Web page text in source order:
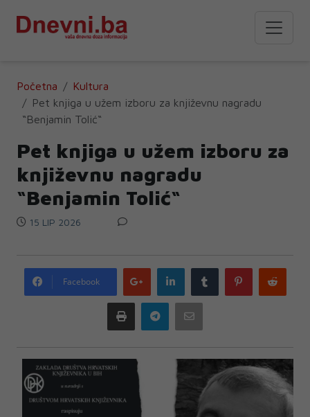
Početna
Kultura
Pet knjiga u užem izboru za književnu nagradu
“Benjamin Tolić“
Pet knjiga u užem izboru za
književnu nagradu
“Benjamin Tolić“
15 LIP 2026
Facebook
Google
plus
LinkedIn Tumblr Pinterest
Print Telegram